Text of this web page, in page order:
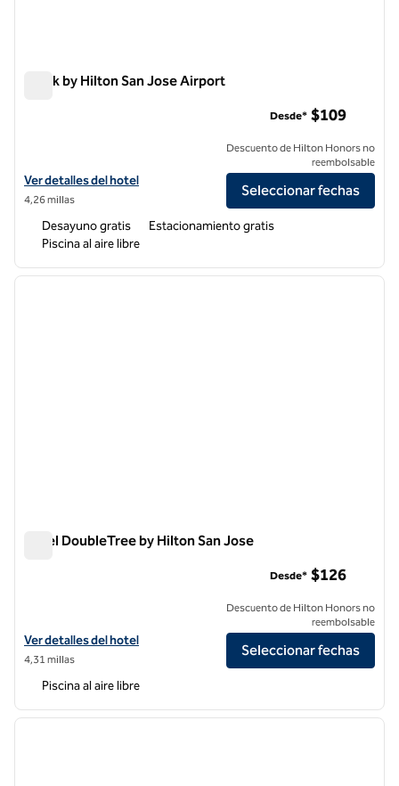
Spark by Hilton San Jose Airport
Ver detalles del hotel Spark by Hilton San Jose Airport
Ver detalles del hotel
4,26 millas
Desde* $109
Descuento de Hilton Honors no
reembolsable
Seleccionar fechas
Desayuno gratis
Estacionamiento gratis
Piscina al aire libre
1 de 12
Hotel DoubleTree by Hilton San Jose
Ver detalles del hotel DoubleTree by Hilton San Jose
Ver detalles del hotel
4,31 millas
Desde* $126
Descuento de Hilton Honors no
reembolsable
Seleccionar fechas
Piscina al aire libre
1 de 12